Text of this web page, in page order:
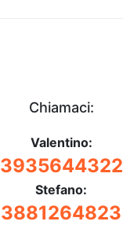
Chiamaci:
Valentino:
3935644322
Stefano:
3881264823